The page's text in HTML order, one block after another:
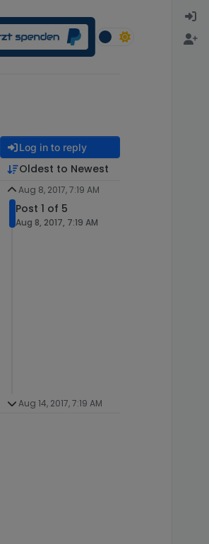
Log in to reply
Oldest to Newest
Aug 8, 2017, 7:19 AM
Post 1 of 5
Aug 8, 2017, 7:19 AM
Aug 14, 2017, 7:19 AM